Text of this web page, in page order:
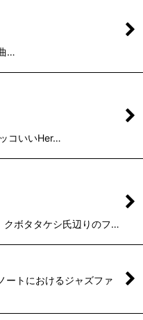
…
コいいHer…
クボタタケシ氏辺りのフ…
ートにおけるジャズファ